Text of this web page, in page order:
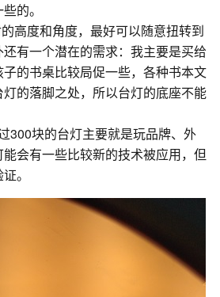
的。
高度和角度，最好可以随意扭转到
有一个潜在的需求：我主要是买给
的书桌比较局促一些，各种书本文
的落脚之处，所以台灯的底座不能
300块的台灯主要就是玩品牌、外
会有一些比较新的技术被应用，但
。